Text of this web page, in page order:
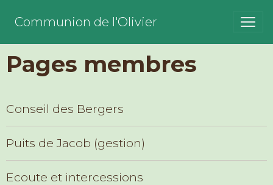
Communion de l'Olivier
Pages membres
Conseil des Bergers
Puits de Jacob (gestion)
Ecoute et intercessions